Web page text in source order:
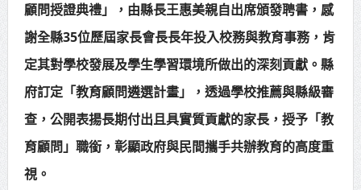
不對稱戰力
蔣萬安再拋出「倒閣說」 喊推陳其
邁組閣
賴總統肯定「金唐獎」得獎者及入
圍者 允諾完善支持體系
顧問授證典禮」，由縣長王惠美親自出席頒發聘書，感
謝全縣35位歷屆家長會長長年投入校務與教育事務，肯
定其對學校發展及學生學習環境所做出的深刻貢獻。縣
府訂定「教育顧問遴選計畫」，透過學校推薦與縣級審
查，公開表揚長期付出且具實質貢獻的家長，授予「教
育顧問」職銜，彰顯政府與民間攜手共辦教育的高度重
視。